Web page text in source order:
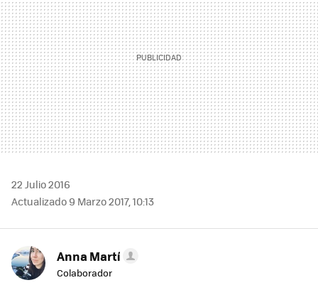
22 Julio 2016
Actualizado 9 Marzo 2017, 10:13
Anna Martí
Colaborador